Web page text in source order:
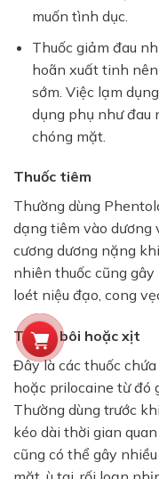
muốn tình dục.
Thuốc giảm đau
hoãn xuất tinh
sớm. Việc lạm
dụng phụ như đau
chóng mặt.
Thuốc tiêm
Thường dùng
dạng tiêm vào dương
cương dương nặng
nhiên thuốc cũng
loét niệu đạo, cong
Thuốc bôi hoặc xịt
Đây là các thuốc
hoặc prilocaine từ đó
Thường dùng trước
kéo dài thời gian
cũng có thể gây